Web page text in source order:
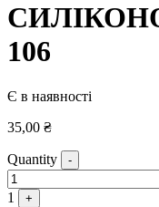
106
Є в наявності
35,00 ₴
Quantity -
1
+